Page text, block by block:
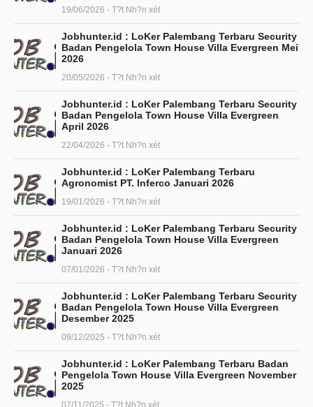
19/06/2026 - T?t Nh?n xét
Jobhunter.id : LoKer Palembang Terbaru Security
Badan Pengelola Town House Villa Evergreen Mei
2026
20/05/2026 - T?t Nh?n xét
Jobhunter.id : LoKer Palembang Terbaru Security
Badan Pengelola Town House Villa Evergreen
April 2026
22/04/2026 - T?t Nh?n xét
Jobhunter.id : LoKer Palembang Terbaru
Agronomist PT. Inferco Januari 2026
19/01/2026 - T?t Nh?n xét
Jobhunter.id : LoKer Palembang Terbaru Security
Badan Pengelola Town House Villa Evergreen
Januari 2026
07/01/2026 - T?t Nh?n xét
Jobhunter.id : LoKer Palembang Terbaru Security
Badan Pengelola Town House Villa Evergreen
Desember 2025
09/12/2025 - T?t Nh?n xét
Jobhunter.id : LoKer Palembang Terbaru Badan
Pengelola Town House Villa Evergreen November
2025
07/11/2025 - T?t Nh?n xét